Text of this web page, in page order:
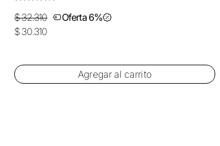
$ 32.310
Oferta 6%
$ 30.310
Agregar al carrito